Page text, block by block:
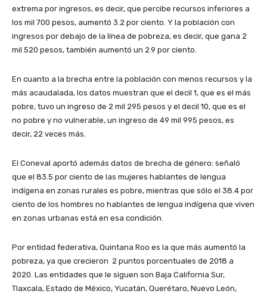
extrema por ingresos, es decir, que percibe recursos inferiores a
los mil 700 pesos, aumentó 3.2 por ciento. Y la población con
ingresos por debajo de la línea de pobreza, es decir, que gana 2
mil 520 pesos, también aumentó un 2.9 por ciento.
En cuanto a la brecha entre la población con menos recursos y la
más acaudalada, los datos muestran que el decil 1, que es el más
pobre, tuvo un ingreso de 2 mil 295 pesos y el decil 10, que es el
no pobre y no vulnerable, un ingreso de 49 mil 995 pesos, es
decir, 22 veces más.
El Coneval aportó además datos de brecha de género: señaló
que el 83.5 por ciento de las mujeres hablantes de lengua
indígena en zonas rurales es pobre, mientras que sólo el 38.4 por
ciento de los hombres no hablantes de lengua indígena que viven
en zonas urbanas está en esa condición.
Por entidad federativa, Quintana Roo es la que más aumentó la
pobreza, ya que crecieron 2 puntos porcentuales de 2018 a
2020. Las entidades que le siguen son Baja California Sur,
Tlaxcala, Estado de México, Yucatán, Querétaro, Nuevo León,